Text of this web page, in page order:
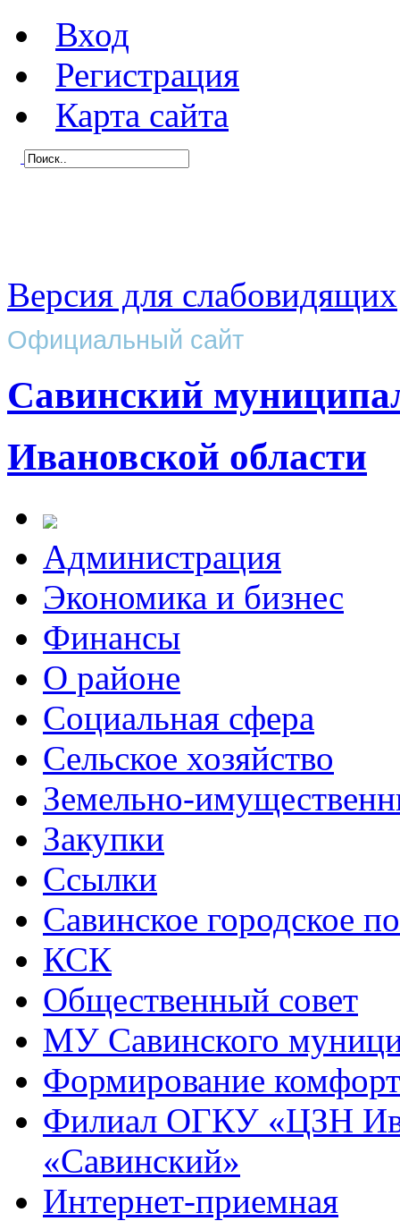
Вход
Регистрация
Карта сайта
Версия для слабовидящих
Официальный сайт
Савинский
Ивановской области
Администрация
Экономика и бизнес
Финансы
О районе
Социальная сфера
Сельское хозяйство
Земельно-
Закупки
Ссылки
Савинское городское
КСК
Общественный совет
МУ Савинского
Формирование
Филиал ОГКУ «ЦЗН
«Савинский»
Интернет-приемная